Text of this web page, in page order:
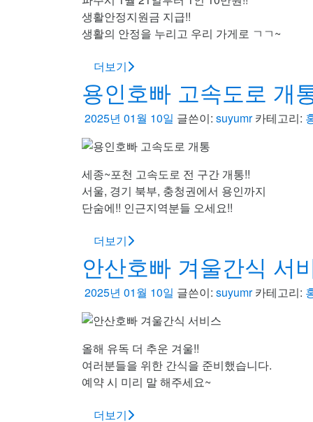
생활안정지원금 지급!!
생활의 안정을 누리고 우리 가게로 ㄱㄱ~
더보기
용인호빠 고속도로 개
2025년 01월 10일 글쓴이: suyumr 카테고리:
세종~포천 고속도로 전 구간 개통!!
서울, 경기 북부, 충청권에서 용인까지
단숨에!! 인근지역분들 오세요!!
더보기
안산호빠 겨울간식 서
2025년 01월 10일 글쓴이: suyumr 카테고리:
올해 유독 더 추운 겨울!!
여러분들을 위한 간식을 준비했습니다.
예약 시 미리 말 해주세요~
더보기